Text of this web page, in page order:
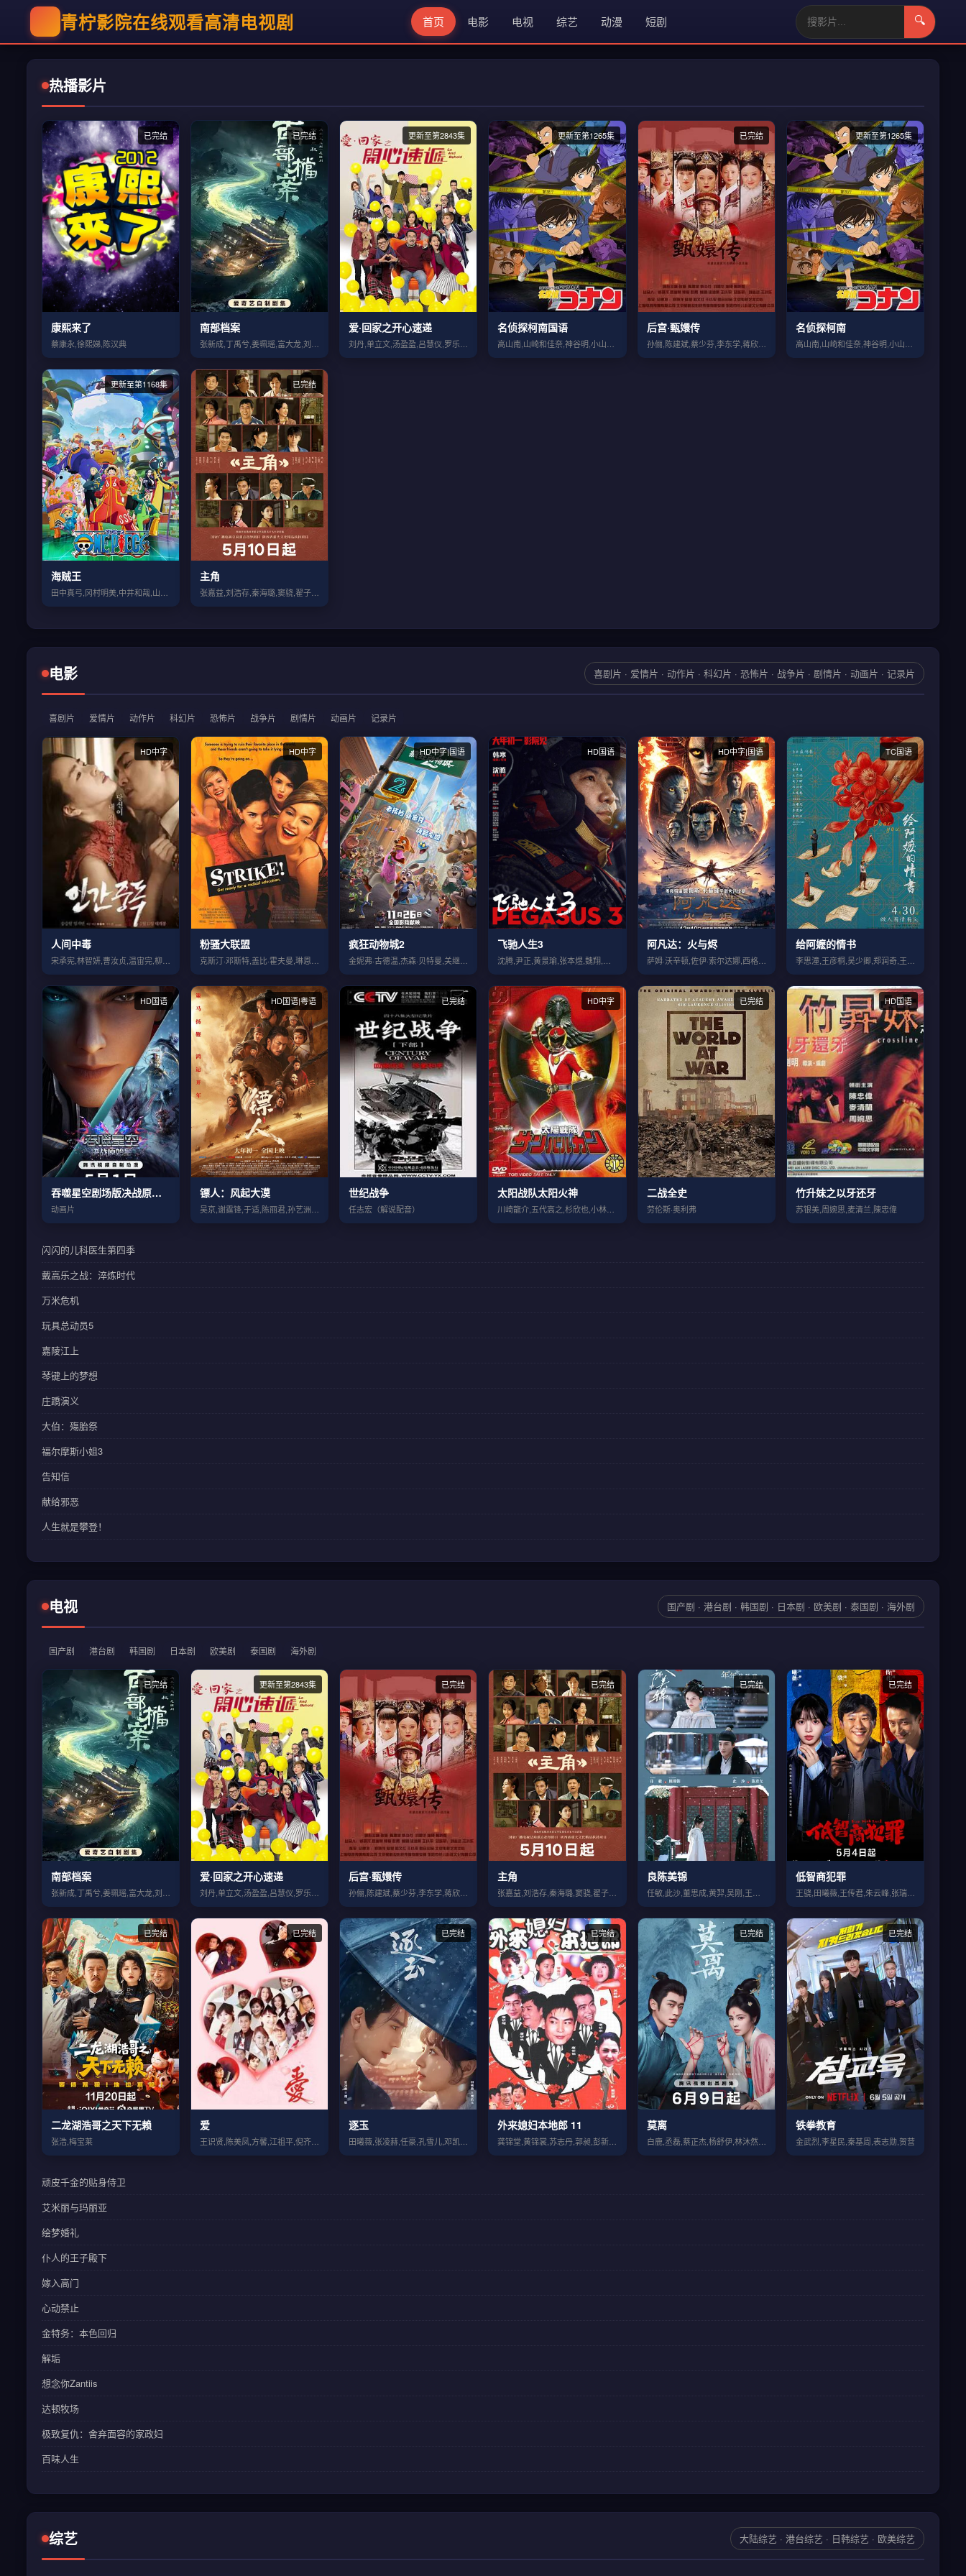
青柠影院在线观看高清电视剧 首页 电影 电视 综艺 动漫 短剧 🔍
热播影片
已完结
康熙来了
蔡康永,徐熙娣,陈汉典
已完结
南部档案
张新成,丁禹兮,姜珮瑶,富大龙,刘令姿,...
更新至第2843集
爱·回家之开心速递
刘丹,单立文,汤盈盈,吕慧仪,罗乐林,马...
更新至第1265集
名侦探柯南国语
高山南,山崎和佳奈,神谷明,小山力也,林...
已完结
后宫·甄嬛传
孙俪,陈建斌,蔡少芬,李东学,蒋欣,陶昕...
更新至第1265集
名侦探柯南
高山南,山崎和佳奈,神谷明,小山力也,林...
更新至第1168集
海贼王
田中真弓,冈村明美,中井和哉,山口胜平,...
已完结
主角
张嘉益,刘浩存,秦海璐,窦骁,翟子路,王...
电影 喜剧片 · 爱情片 · 动作片 · 科幻片 · 恐怖片 · 战争片 · 剧情片 · 动画片 · 记录片
喜剧片 爱情片 动作片 科幻片 恐怖片 战争片 剧情片 动画片 记录片
HD中字
人间中毒
HD中字
粉骚大联盟
HD中字|国语
疯狂动物城2
HD国语
飞驰人生3
HD中字|国语
阿凡达：火与烬
萨姆·沃辛顿,佐伊·索尔达娜,西格妮·韦...
TC国语
给阿嬷的情书
HD国语
吞噬星空剧场版决战原始星
动画片
HD国语|粤语
镖人：风起大漠
已完结
世纪战争
任志宏（解说配音）
HD中字
太阳战队太阳火神
已完结
二战全史
劳伦斯·奥利弗
HD国语
竹升妹之以牙还牙
苏银美,周婉思,麦清兰,陳忠偉
闪闪的儿科医生第四季
戴高乐之战：淬炼时代
万米危机
玩具总动员5
嘉陵江上
琴键上的梦想
庄蹻演义
大伯：殤胎祭
福尔摩斯小姐3
告知信
献给邪恶
人生就是攀登！
电视 国产剧 · 港台剧 · 韩国剧 · 日本剧 · 欧美剧 · 泰国剧 · 海外剧
国产剧 港台剧 韩国剧 日本剧 欧美剧 泰国剧 海外剧
已完结
南部档案
更新至第2843集
爱·回家之开心速递
已完结
后宫·甄嬛传
已完结
主角
已完结
良陈美锦
已完结
低智商犯罪
王骁,田曦薇,王传君,朱云峰,张瑞涵,姜...
已完结
二龙湖浩哥之天下无赖
张浩,梅宝莱
已完结
爱
王识贤,陈美凤,方馨,江祖平,倪齐民,刘...
已完结
逐玉
田曦薇,张凌赫,任豪,孔雪儿,邓凯,李卿
已完结
外来媳妇本地郎 11
龚锦堂,黄锦裳,苏志丹,郭昶,彭新智,徐...
已完结
莫离
白鹿,丞磊,蔡正杰,杨舒伊,林沐然,董洁...
已完结
铁拳教育
金武烈,李星民,秦基周,表志勋,贺营
顽皮千金的贴身侍卫
艾米丽与玛丽亚
绘梦婚礼
仆人的王子殿下
嫁入高门
心动禁止
金特务：本色回归
解垢
想念你Zantiis
达顿牧场
极致复仇：舍弃面容的家政妇
百味人生
综艺 大陆综艺 · 港台综艺 · 日韩综艺 · 欧美综艺